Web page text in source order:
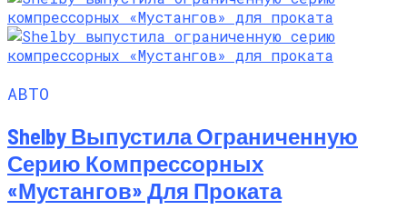
АВТО
Shelby Выпустила Ограниченную
Серию Компрессорных
«Мустангов» Для Проката